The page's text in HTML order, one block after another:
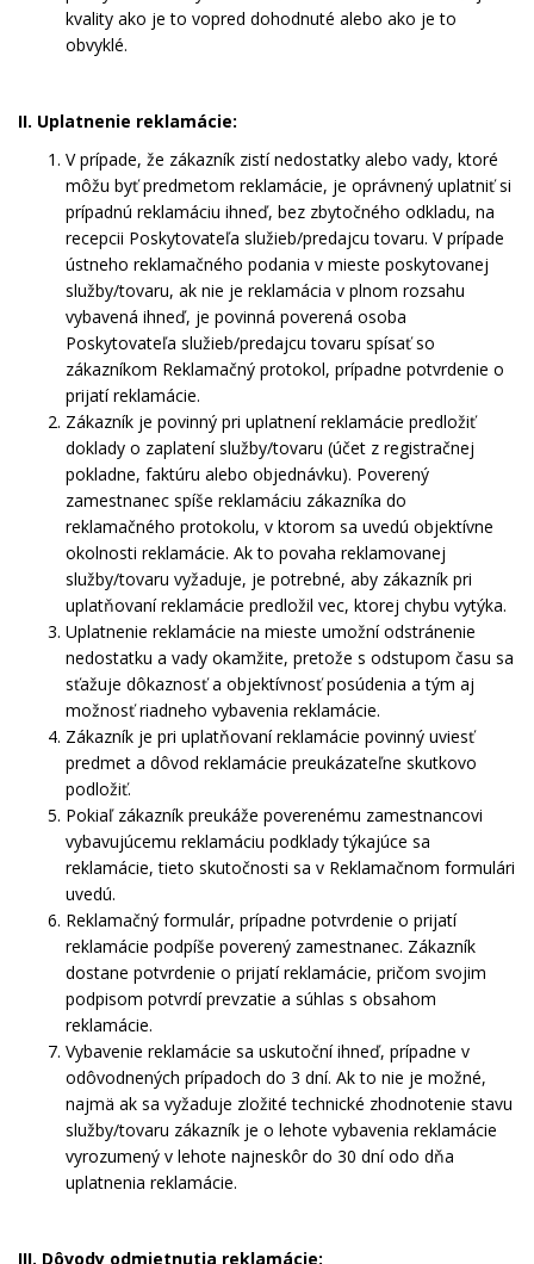
kvality ako je to vopred dohodnuté alebo ako je to
obvyklé.
II. Uplatnenie reklamácie:
V prípade, že zákazník zistí nedostatky alebo vady, ktoré
môžu byť predmetom reklamácie, je oprávnený uplatniť si
prípadnú reklamáciu ihneď, bez zbytočného odkladu, na
recepcii Poskytovateľa služieb/predajcu tovaru. V prípade
ústneho reklamačného podania v mieste poskytovanej
služby/tovaru, ak nie je reklamácia v plnom rozsahu
vybavená ihneď, je povinná poverená osoba
Poskytovateľa služieb/predajcu tovaru spísať so
zákazníkom Reklamačný protokol, prípadne potvrdenie o
prijatí reklamácie.
Zákazník je povinný pri uplatnení reklamácie predložiť
doklady o zaplatení služby/tovaru (účet z registračnej
pokladne, faktúru alebo objednávku). Poverený
zamestnanec spíše reklamáciu zákazníka do
reklamačného protokolu, v ktorom sa uvedú objektívne
okolnosti reklamácie. Ak to povaha reklamovanej
služby/tovaru vyžaduje, je potrebné, aby zákazník pri
uplatňovaní reklamácie predložil vec, ktorej chybu vytýka.
Uplatnenie reklamácie na mieste umožní odstránenie
nedostatku a vady okamžite, pretože s odstupom času sa
sťažuje dôkaznosť a objektívnosť posúdenia a tým aj
možnosť riadneho vybavenia reklamácie.
Zákazník je pri uplatňovaní reklamácie povinný uviesť
predmet a dôvod reklamácie preukázateľne skutkovo
podložiť.
Pokiaľ zákazník preukáže poverenému zamestnancovi
vybavujúcemu reklamáciu podklady týkajúce sa
reklamácie, tieto skutočnosti sa v Reklamačnom formulári
uvedú.
Reklamačný formulár, prípadne potvrdenie o prijatí
reklamácie podpíše poverený zamestnanec. Zákazník
dostane potvrdenie o prijatí reklamácie, pričom svojim
podpisom potvrdí prevzatie a súhlas s obsahom
reklamácie.
Vybavenie reklamácie sa uskutoční ihneď, prípadne v
odôvodnených prípadoch do 3 dní. Ak to nie je možné,
najmä ak sa vyžaduje zložité technické zhodnotenie stavu
služby/tovaru zákazník je o lehote vybavenia reklamácie
vyrozumený v lehote najneskôr do 30 dní odo dňa
uplatnenia reklamácie.
III. Dôvody odmietnutia reklamácie: